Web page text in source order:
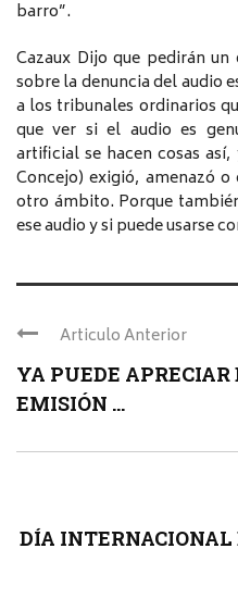
barro”.
Cazaux Dijo que pedirán
sobre la denuncia del audio
a los tribunales ordinarios
que ver si el audio es
artificial se hacen cosas
Concejo) exigió, amenazó
otro ámbito. Porque
ese audio y si puede usarse
Articulo Anterior
YA PUEDE
EMISIÓN ...
DÍA INTERNACIONAL